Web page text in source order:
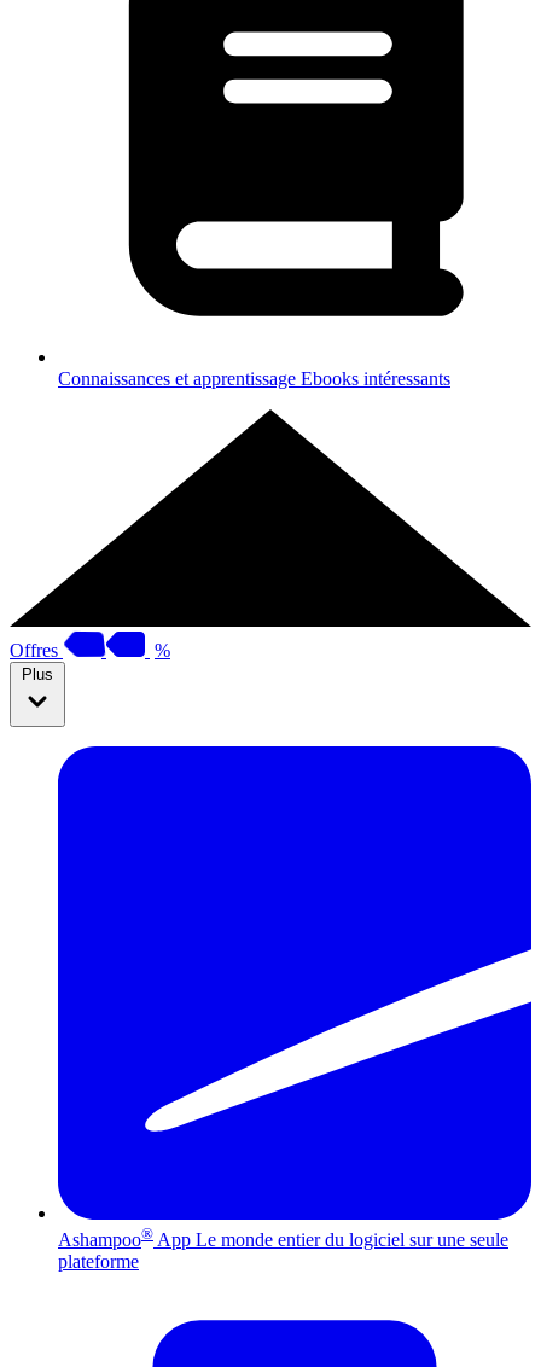
Connaissances et apprentissage Ebooks intéressants
Offres %
Plus
Ashampoo® App Le monde entier du logiciel sur une seule
plateforme